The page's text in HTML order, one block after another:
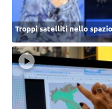
Troppi satelliti nello